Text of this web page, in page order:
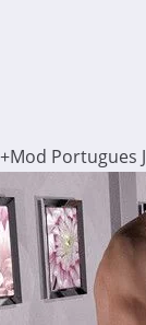
Portugues